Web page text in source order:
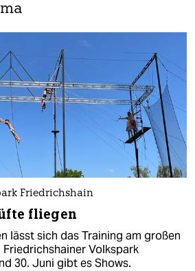
Friedrichshain
fliegen
lässt sich das Training am großen
Volkspark
30. Juni gibt es Shows.